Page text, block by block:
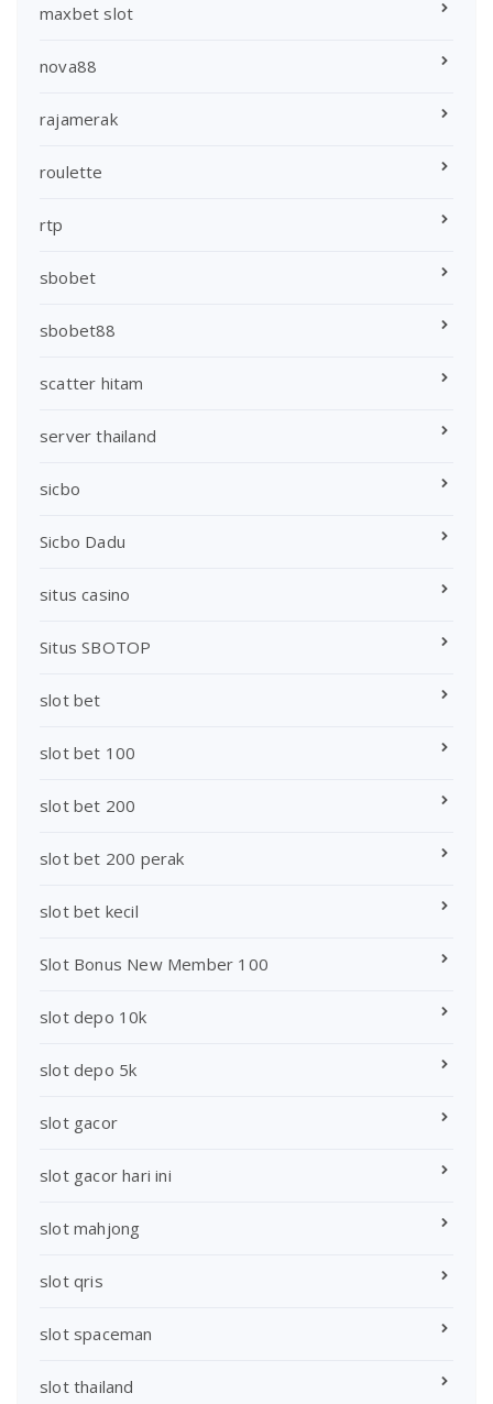
maxbet slot
nova88
rajamerak
roulette
rtp
sbobet
sbobet88
scatter hitam
server thailand
sicbo
Sicbo Dadu
situs casino
Situs SBOTOP
slot bet
slot bet 100
slot bet 200
slot bet 200 perak
slot bet kecil
Slot Bonus New Member 100
slot depo 10k
slot depo 5k
slot gacor
slot gacor hari ini
slot mahjong
slot qris
slot spaceman
slot thailand